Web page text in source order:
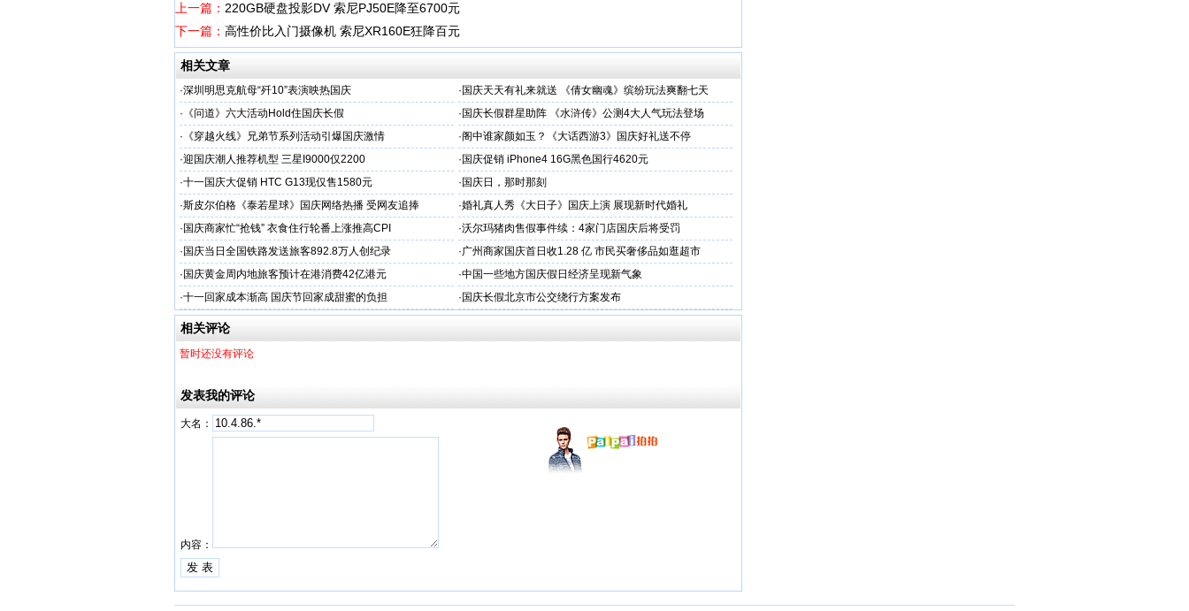
上一篇： 220GB硬盘投影DV 索尼PJ50E降至6700元
下一篇： 高性价比入门摄像机 索尼XR160E狂降百元
相关文章
·深圳明思克航母“歼10”表演映热国庆 · 国庆天天有礼来就送 《倩女幽魂》缤纷玩法爽翻七天
· 《问道》六大活动Hold住国庆长假 · 国庆长假群星助阵 《水浒传》公测4大人气玩法登场
· 《穿越火线》兄弟节系列活动引爆国庆激情 ·阁中谁家颜如玉？《大话西游3》国庆好礼送不停
·迎国庆潮人推荐机型 三星I9000仅2200 · 国庆促销 iPhone4 16G黑色国行4620元
·十一国庆大促销 HTC G13现仅售1580元 · 国庆日，那时那刻
·斯皮尔伯格《泰若星球》国庆网络热播 受网友追捧 ·婚礼真人秀《大日子》国庆上演 展现新时代婚礼
· 国庆商家忙“抢钱” 衣食住行轮番上涨推高CPI ·沃尔玛猪肉售假事件续：4家门店国庆后将受罚
· 国庆当日全国铁路发送旅客892.8万人创纪录 ·广州商家国庆首日收1.28 亿 市民买奢侈品如逛超市
· 国庆黄金周内地旅客预计在港消费42亿港元 ·中国一些地方国庆假日经济呈现新气象
·十一回家成本渐高 国庆节回家成甜蜜的负担 · 国庆长假北京市公交绕行方案发布
相关评论
暂时还没有评论
发表我的评论
大名：
内容：